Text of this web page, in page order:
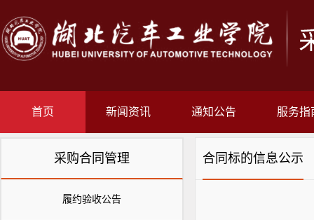
首页 新闻资讯 通知公告 服务指
采购合同管理
履约验收公告
合同标的信息公示